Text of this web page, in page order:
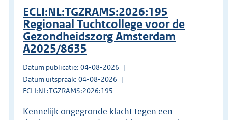
ECLI:NL:TGZRAMS:2026:195
Regionaal Tuchtcollege voor de
Gezondheidszorg Amsterdam
A2025/8635
Datum publicatie: 04-08-2026
Datum uitspraak: 04-08-2026
ECLI:NL:TGZRAMS:2026:195
Kennelijk ongegronde klacht tegen een